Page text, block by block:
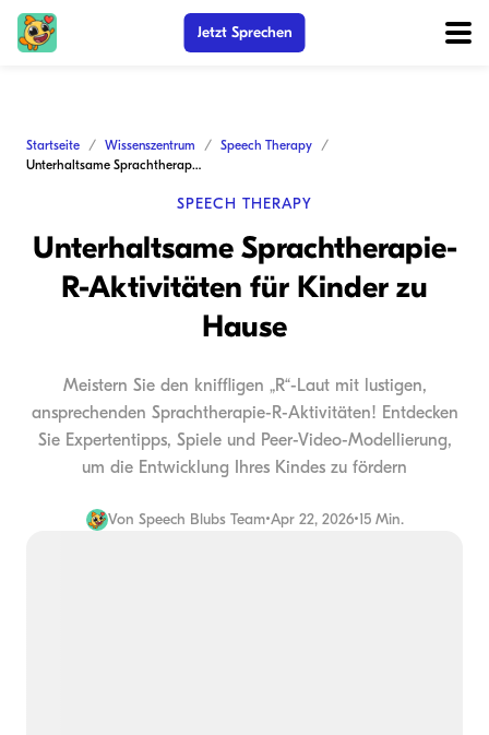
Jetzt Sprechen
Startseite Wissenszentrum
Speech Therapy
Unterhaltsame Sprachtherapie-R-Aktivitäten für Kinder zu Hause
SPEECH THERAPY
Unterhaltsame Sprachtherapie-
R-Aktivitäten für Kinder zu
Hause
Meistern Sie den kniffligen „R“-Laut mit lustigen,
ansprechenden Sprachtherapie-R-Aktivitäten! Entdecken
Sie Expertentipps, Spiele und Peer-Video-Modellierung,
um die Entwicklung Ihres Kindes zu fördern
Von Speech Blubs Team•Apr 22, 2026•15 Min.